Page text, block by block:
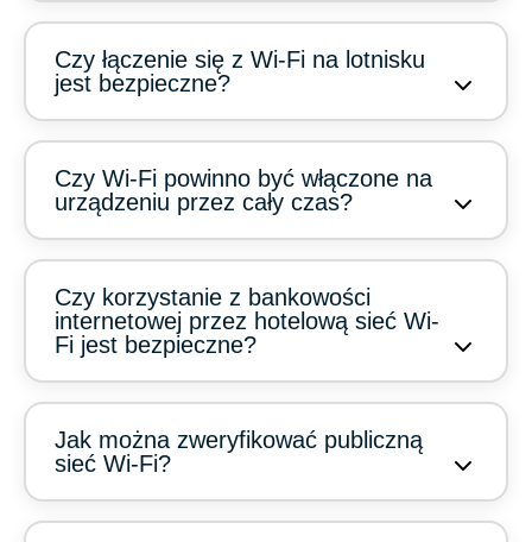
Czy łączenie się z Wi-Fi na lotnisku
jest bezpieczne?
Czy Wi-Fi powinno być włączone na
urządzeniu przez cały czas?
Czy korzystanie z bankowości
internetowej przez hotelową sieć Wi-
Fi jest bezpieczne?
Jak można zweryfikować publiczną
sieć Wi-Fi?